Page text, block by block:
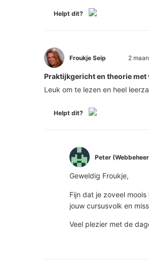
Helpt dit?
Froukje Seip 2
Praktijkgericht en theorie
Leuk om te lezen en heel
Helpt dit?
Peter
Geweldig Froukje,
Fijn dat je zoveel
jouw cursusvolk en
Veel plezier met de